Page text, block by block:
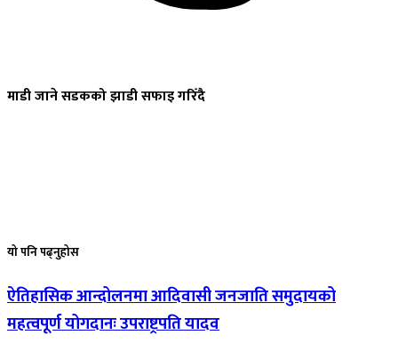
माडीजाने सडकको झाडी सफाइ गरिँदै
योपनि पढ्नुहोस
ऐतिहासिकआन्दोलनमा आदिवासी जनजाति समुदायको
महत्वपूर्ण योगदानः उपराष्ट्रपति यादव